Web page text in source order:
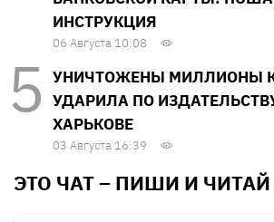
ИНСТРУКЦИЯ
06 Августа 10:08
УНИЧТОЖЕНЫ МИЛЛИОНЫ
УДАРИЛА ПО
ХАРЬКОВЕ
03 Августа 16:39
ЭТО ЧАТ – ПИШИ И ЧИТАЙ